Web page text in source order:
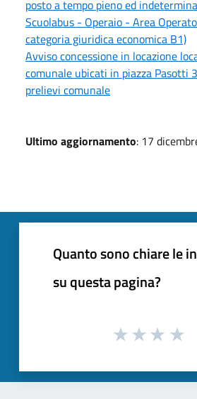
posto a tempo pieno ed
Scuolabus - Operaio - Area
categoria giuridica economica B1)
Avviso concessione in locazione
comunale ubicati in piazza Pasotti
prelievi comunale
Ultimo aggiornamento: 17
Quanto sono chiare le
su questa pagina?